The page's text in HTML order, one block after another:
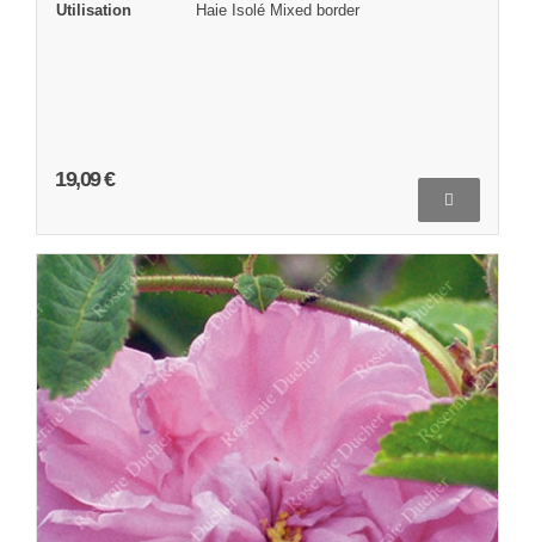
Utilisation
Haie Isolé Mixed border
19,09 €